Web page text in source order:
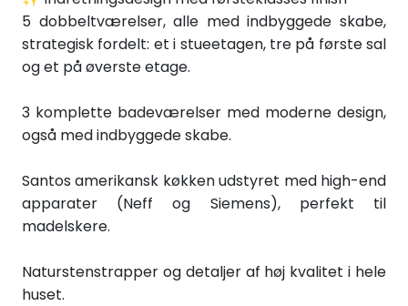
5 dobbeltværelser, alle med indbyggede skabe,
strategisk fordelt: et i stueetagen, tre på første sal
og et på øverste etage.
3 komplette badeværelser med moderne design,
også med indbyggede skabe.
Santos amerikansk køkken udstyret med high-end
apparater (Neff og Siemens), perfekt til
madelskere.
Naturstenstrapper og detaljer af høj kvalitet i hele
huset.